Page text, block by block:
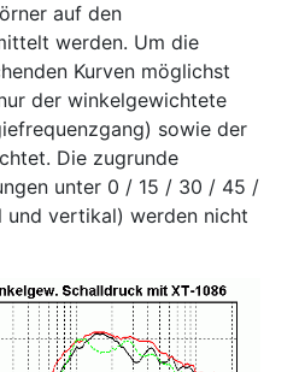
auf den
werden. Um die
Kurven möglichst
der winkelgewichtete
sowie der
Die zugrunde
unter 0 / 15 / 30 / 45 /
und vertikal) werden nicht